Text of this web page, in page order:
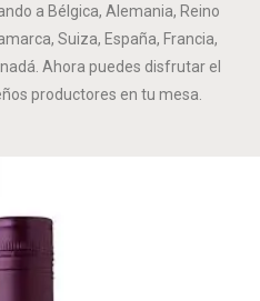
a Bélgica, Alemania, Reino
Suiza, España, Francia,
Ahora puedes disfrutar el
productores en tu mesa.